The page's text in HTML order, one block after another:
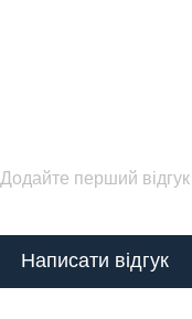
Додайте перший відгук
Написати відгук